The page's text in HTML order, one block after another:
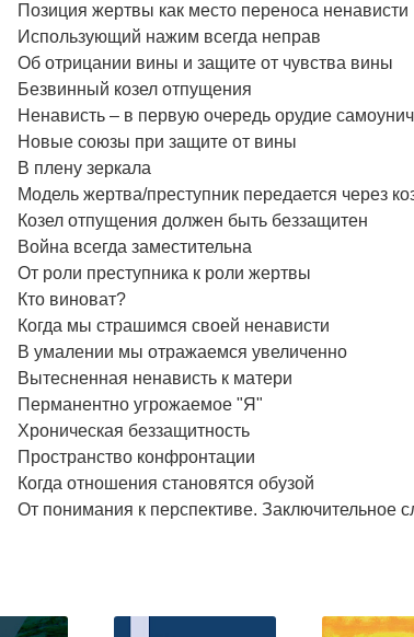
Позиция жертвы как место переноса ненависти
Использующий нажим всегда неправ
Об отрицании вины и защите от чувства вины
Безвинный козел отпущения
Ненависть – в первую очередь орудие
Новые союзы при защите от вины
В плену зеркала
Модель жертва/преступник передается через
Козел отпущения должен быть беззащитен
Война всегда заместительна
От роли преступника к роли жертвы
Кто виноват?
Когда мы страшимся своей ненависти
В умалении мы отражаемся увеличенно
Вытесненная ненависть к матери
Перманентно угрожаемое "Я"
Хроническая беззащитность
Пространство конфронтации
Когда отношения становятся обузой
От понимания к перспективе. Заключительное